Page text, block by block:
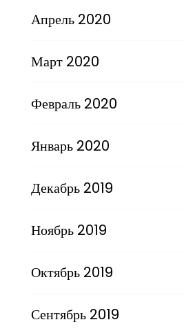
Апрель 2020
Март 2020
Февраль 2020
Январь 2020
Декабрь 2019
Ноябрь 2019
Октябрь 2019
Сентябрь 2019